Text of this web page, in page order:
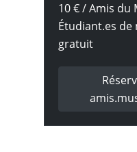
10 € / Amis du
Étudiant.es de
gratuit